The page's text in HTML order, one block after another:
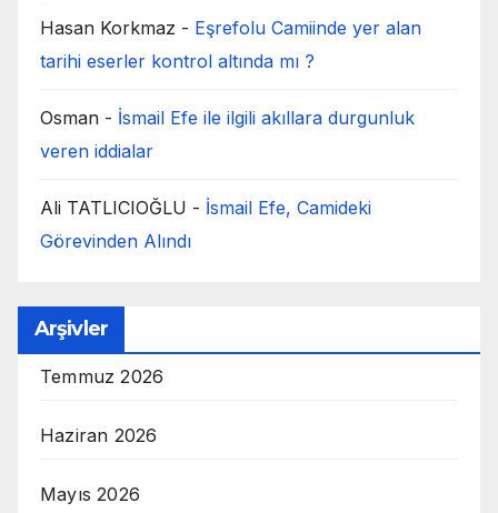
Hasan Korkmaz - Eşrefolu Camiinde yer alan
tarihi eserler kontrol altında mı ?
Osman - İsmail Efe ile ilgili akıllara durgunluk
veren iddialar
Ali TATLICIOĞLU - İsmail Efe, Camideki
Görevinden Alındı
Arşivler
Temmuz 2026
Haziran 2026
Mayıs 2026